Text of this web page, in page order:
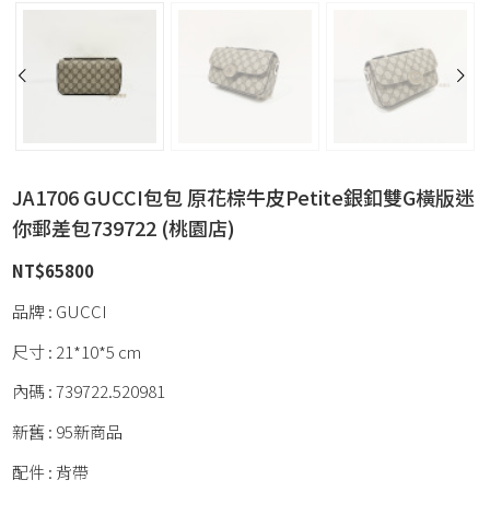
JA1706 GUCCI包包 原花棕牛皮Petite銀釦雙G橫版迷
你郵差包739722 (桃園店)
NT$65800
品牌 : GUCCI
尺寸 : 21*10*5 cm
內碼 : 739722.520981
新舊 : 95新商品
配件 : 背帶